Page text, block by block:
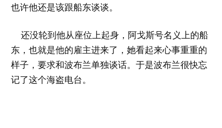
也许他还是该跟船东谈谈。
还没轮到他从座位上起身，阿戈斯号名义上的船
东，也就是他的雇主进来了，她看起来心事重重的
样子，要求和波布兰单独谈话。于是波布兰很快忘
记了这个海盗电台。